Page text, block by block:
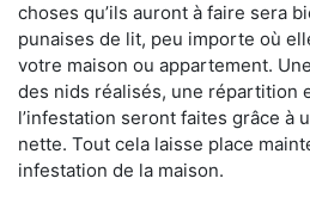
choses qu’ils auront à faire sera
punaises de lit, peu importe où
votre maison ou appartement.
des nids réalisés, une répartition
l’infestation seront faites grâce à
nette. Tout cela laisse place
infestation de la maison.